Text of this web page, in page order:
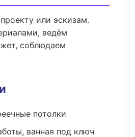
или эскизам.
ведём
соблюдаем
потолки
ванная под ключ